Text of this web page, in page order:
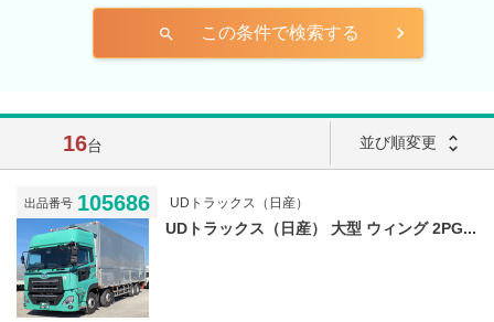
search この条件で検索する
16台 並び順変更 unfold_more
出品番号 105686 UDトラックス（日産）
UDトラックス（日産） 大型 ウィング 2PG...